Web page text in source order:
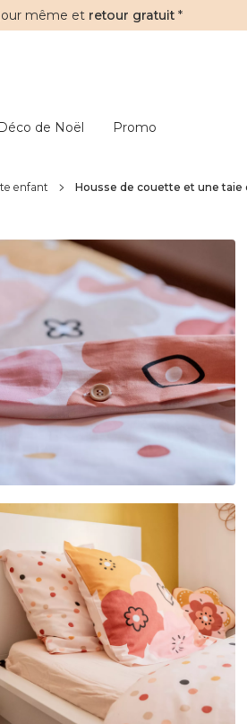
même et retour gratuit *
Déco de Noël Promo
enfant Housse de couette et une